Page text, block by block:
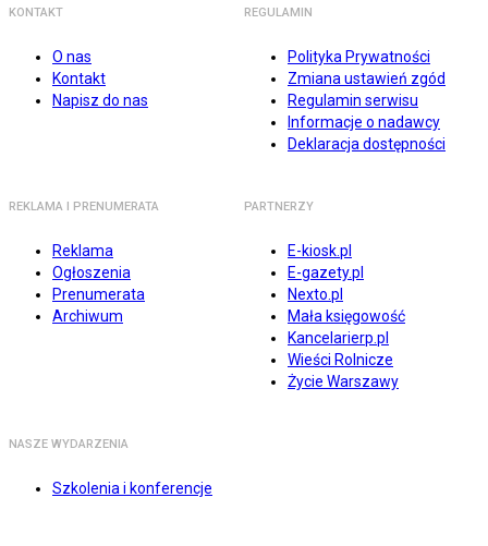
KONTAKT
O nas
Kontakt
Napisz do nas
REGULAMIN
Polityka Prywatności
Zmiana ustawień zgód
Regulamin serwisu
Informacje o nadawcy
Deklaracja dostępności
REKLAMA I PRENUMERATA
Reklama
Ogłoszenia
Prenumerata
Archiwum
PARTNERZY
E-kiosk.pl
E-gazety.pl
Nexto.pl
Mała księgowość
Kancelarierp.pl
Wieści Rolnicze
Życie Warszawy
NASZE WYDARZENIA
Szkolenia i konferencje